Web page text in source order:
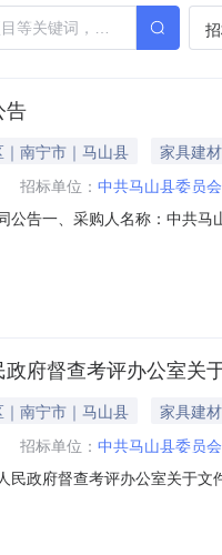
告
南宁市｜马山县
家具建材
招标单位： 中共马山县委员
公告一、采购人名称：中共
龙五节柜名德龙五节柜套
府督查考评办公室关
南宁市｜马山县
家具建材
招标单位： 中共马山县委员
民政府督查考评办公室关于
项目联系人: